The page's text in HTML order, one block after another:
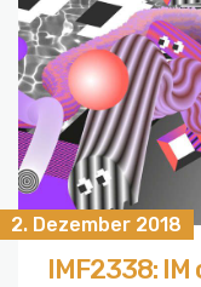
2. Dezember 2018
IMF2338: IM